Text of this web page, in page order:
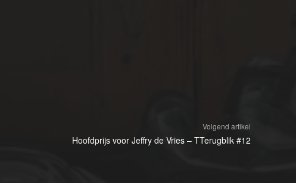
Volgend artikel
Hoofdprijs voor Jeffry de Vries – TTerugblik #12